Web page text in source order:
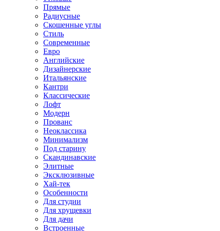
Прямые
Радиусные
Скошенные углы
Стиль
Современные
Евро
Английские
Дизайнерские
Итальянские
Кантри
Классические
Лофт
Модерн
Прованс
Неоклассика
Минимализм
Под старину
Скандинавские
Элитные
Эксклюзивные
Хай-тек
Особенности
Для студии
Для хрущевки
Для дачи
Встроенные